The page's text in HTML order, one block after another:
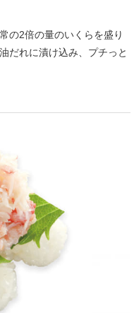
の2倍の量のいくらを盛り
だれに漬け込み、プチっと